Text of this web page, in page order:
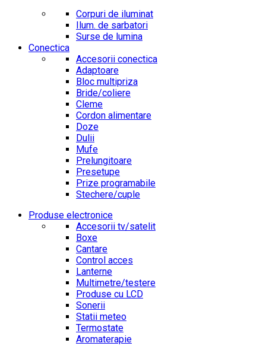
Corpuri de iluminat
Ilum. de sarbatori
Surse de lumina
Conectica
Accesorii conectica
Adaptoare
Bloc multipriza
Bride/coliere
Cleme
Cordon alimentare
Doze
Dulii
Mufe
Prelungitoare
Presetupe
Prize programabile
Stechere/cuple
Produse electronice
Accesorii tv/satelit
Boxe
Cantare
Control acces
Lanterne
Multimetre/testere
Produse cu LCD
Sonerii
Statii meteo
Termostate
Aromaterapie